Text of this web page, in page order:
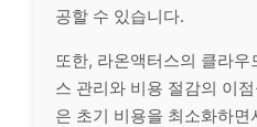
공할 수 있습니다.
또한, 라온액터스의 클라
스 관리와 비용 절감의 이
은 초기 비용을 최소화하